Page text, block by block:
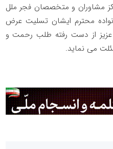
مشاوران و متخصصان فجر ملل
محترم ایشان تسلیت عرض
عزیز از دست رفته طلب رحمت و
می نماید.